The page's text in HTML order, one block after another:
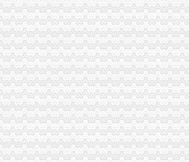
本·观察经济一线)(图)_网易新闻
公司-商务服务-信网
取三项措施加保密工作
名考生的外贸公司注册资金公务员报名工作
封20吨不合格化肥
司注册资金推进和谐监管努力提高工商依法行政能力
程积配合3.15成功开展现场直通车活动
体女职工认真学习讨论“八荣八耻”重庆代办外贸公司荣辱
程完善六项机制加红盾护农行动
驰名商标推荐力度做好自主品牌培育工作
全系统风廉政建设暨纪检监察工作会议
项措施加风廉政建设